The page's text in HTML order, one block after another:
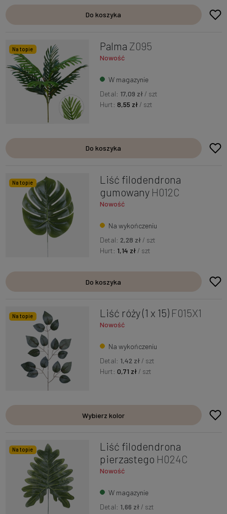
Do koszyka
Na topie Palma Z095
Nowość
W magazynie
Detal: 17,09 zł / szt
Hurt:8,55 zł / szt
Do koszyka
Na topie
Liść filodendrona
gumowany H012C
Nowość
Na wykończeniu
Detal: 2,28 zł / szt
Hurt: 1,14 zł / szt
Do koszyka
Na topie Liść róży (1 x 15) F015X1
Nowość
Na wykończeniu
Detal: 1,42 zł / szt
Hurt:0,71 zł / szt
Wybierz kolor
Na topie
Liść filodendrona
pierzastego H024C
Nowość
W magazynie
Detal: 1,66 zł / szt